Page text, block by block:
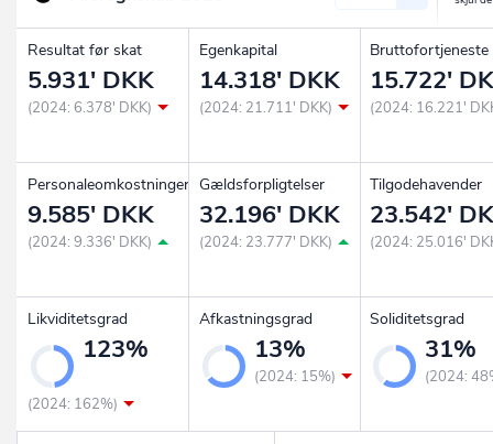
Resultat før skat
5.931' DKK
(2024: 6.378' DKK)
Egenkapital
14.318' DKK
(2024: 21.711' DKK)
Bruttofortjeneste
15.722'
(2024: 16.221'
Personaleomkostninger
9.585' DKK
(2024: 9.336' DKK)
Gældsforpligtelser
32.196' DKK
(2024: 23.777' DKK)
Tilgodehavender
23.542'
(2024: 25.016'
Likviditetsgrad
123%
(2024: 162%)
Afkastningsgrad
13%
(2024: 15%)
Soliditetsgrad
31%
(2024: